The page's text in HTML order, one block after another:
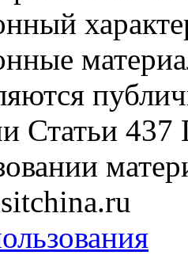
Статьи 437